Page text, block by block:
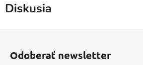
Diskusia
Odoberať newsletter